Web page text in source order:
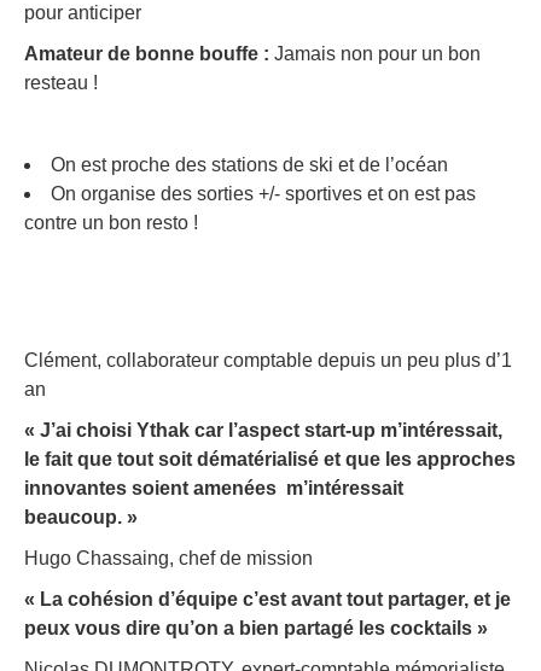
pour anticiper
Amateur de bonne bouffe : Jamais non pour un bon
resteau !
On est proche des stations de ski et de l’océan
On organise des sorties +/- sportives et on est pas
contre un bon resto !
Clément, collaborateur comptable depuis un peu plus d’1
an
« J’ai choisi Ythak car l’aspect start-up m’intéressait,
le fait que tout soit dématérialisé et que les approches
innovantes soient amenées m’intéressait
beaucoup. »
Hugo Chassaing, chef de mission
« La cohésion d’équipe c’est avant tout partager, et je
peux vous dire qu’on a bien partagé les cocktails »